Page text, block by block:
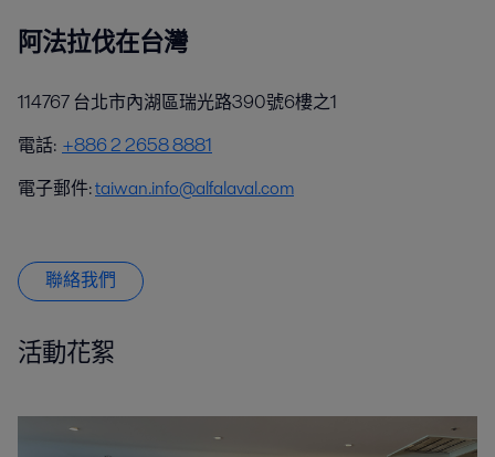
阿法拉伐在台灣
114767 台北市內湖區瑞光路390號6樓之1
電話: +886 2 2658 8881
電子郵件:taiwan.info@alfalaval.com
聯絡我們
活動花絮